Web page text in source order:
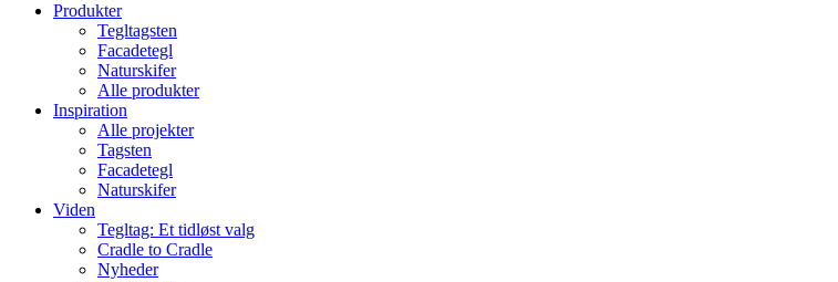
Produkter
Tegltagsten
Facadetegl
Naturskifer
Alle produkter
Inspiration
Alle projekter
Tagsten
Facadetegl
Naturskifer
Viden
Tegltag: Et tidløst valg
Cradle to Cradle
Nyheder